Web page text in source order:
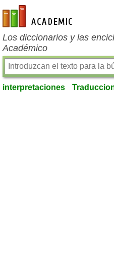
es-academic.com
Los diccionarios y las
Académico
interpretaciones